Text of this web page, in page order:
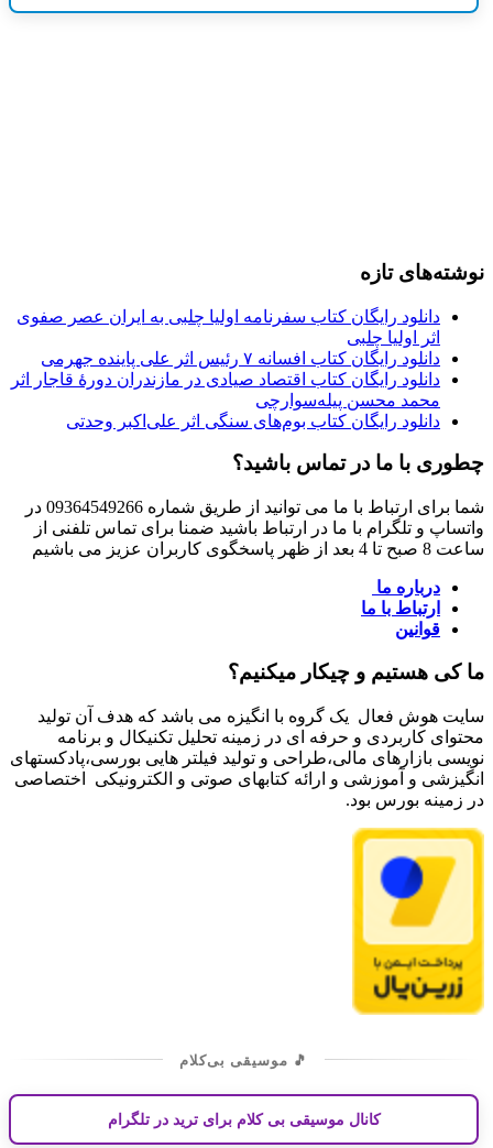
نوشته‌های تازه
دانلود رایگان کتاب سفرنامه اولیا چلبی به ایران عصر صفوی
اثر اولیا چلبی
دانلود رایگان کتاب افسانه ۷ رئیس اثر علی پاینده جهرمی
دانلود رایگان کتاب اقتصاد صیادی در مازندران دورۀ قاجار اثر
محمد محسن پیله‌سوارچی
دانلود رایگان کتاب بوم‌های سنگی اثر علی‌اکبر وحدتی
چطوری با ما در تماس باشید؟
شما برای ارتباط با ما می توانید از طریق شماره 09364549266 در
واتساپ و تلگرام با ما در ارتباط باشید ضمنا برای تماس تلفنی از
ساعت 8 صبح تا 4 بعد از ظهر پاسخگوی کاربران عزیز می باشیم
درباره ما
ارتباط با ما
قوانین
ما کی هستیم و چیکار میکنیم؟
سایت هوش فعال یک گروه با انگیزه می باشد که هدف آن تولید
محتوای کاربردی و حرفه ای در زمینه تحلیل تکنیکال و برنامه
نویسی بازارهای مالی،طراحی و تولید فیلتر هایی بورسی،پادکستهای
انگیزشی و آموزشی و ارائه کتابهای صوتی و الکترونیکی اختصاصی
در زمینه بورس بود.
🎵 موسیقی بی‌کلام
کانال موسیقی بی کلام برای ترید در تلگرام